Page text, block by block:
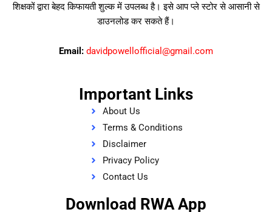
शिक्षकों द्वारा बेहद किफायती शुल्क में उपलब्ध है। इसे आप प्ले स्टोर से आसानी से
डाउनलोड कर सकते हैं।
Email: davidpowellofficial@gmail.com
Important Links
About Us
Terms & Conditions
Disclaimer
Privacy Policy
Contact Us
Download RWA App